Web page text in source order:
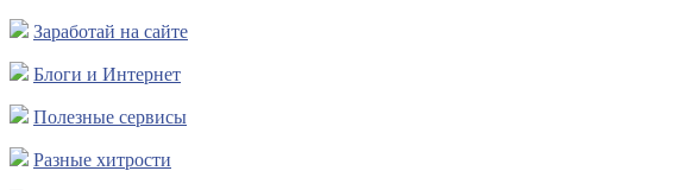
Заработай на сайте
Блоги и Интернет
Полезные сервисы
Разные хитрости